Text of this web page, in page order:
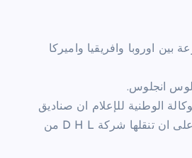
اللبنانيين المنتشرين في العالم جرت امس الاول في 33 دولة موزعة بين اوروبا وافريقيا واميركا
لوس انجلوس.
الوطنية للإعلام ان صناديق
الاقتراع ستنقل من اقلام الاقتراع الى القنصلية العامة في سيدني بمواكبة من مندوبي اللوائح على ان تنقلها شركة D H L من